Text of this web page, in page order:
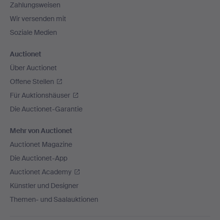
Zahlungsweisen
Wir versenden mit
Soziale Medien
Auctionet
Über Auctionet
Offene Stellen
Für Auktionshäuser
Die Auctionet-Garantie
Mehr von Auctionet
Auctionet Magazine
Die Auctionet-App
Auctionet Academy
Künstler und Designer
Themen- und Saalauktionen